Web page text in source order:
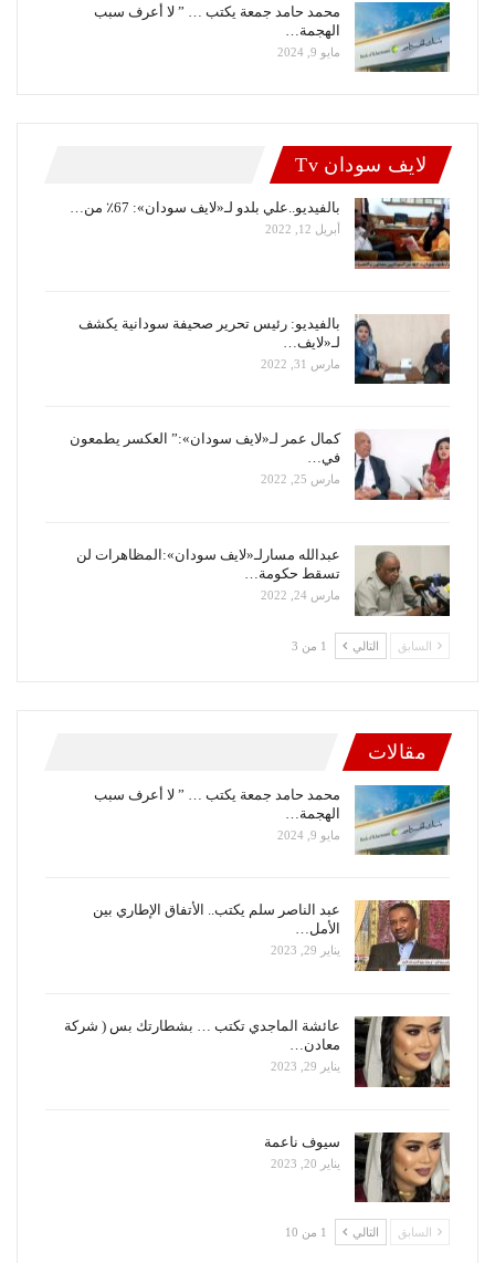
محمد حامد جمعة يكتب … ” لا أعرف سبب
الهجمة…
مايو 9, 2024
لايف سودان Tv
بالفيديو..علي بلدو لـ«لايف سودان»: 67٪ من…
أبريل 12, 2022
بالفيديو: رئيس تحرير صحيفة سودانية يكشف
لـ«لايف…
مارس 31, 2022
كمال عمر لـ«لايف سودان»:” العكسر يطمعون
في…
مارس 25, 2022
عبدالله مسارلـ«لايف سودان»:المظاهرات لن
تسقط حكومة…
مارس 24, 2022
السابق التالي 1 من 3
مقالات
محمد حامد جمعة يكتب … ” لا أعرف سبب
الهجمة…
مايو 9, 2024
عبد الناصر سلم يكتب.. الأتفاق الإطاري بين
الأمل…
يناير 29, 2023
عائشة الماجدي تكتب … بشطارتك بس ( شركة
معادن…
يناير 29, 2023
سيوف ناعمة
يناير 20, 2023
السابق التالي 1 من 10